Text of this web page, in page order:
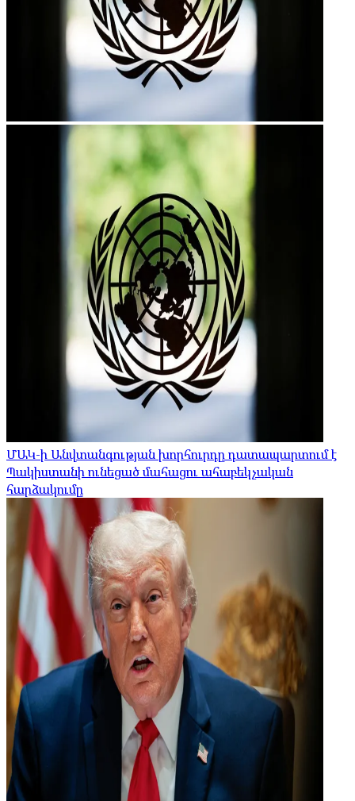
ՄԱԿ-ի Անվտանգության խորհուրդը դատապարտում է
Պակիստանի ունեցած մահացու ահաբեկչական
հարձակումը